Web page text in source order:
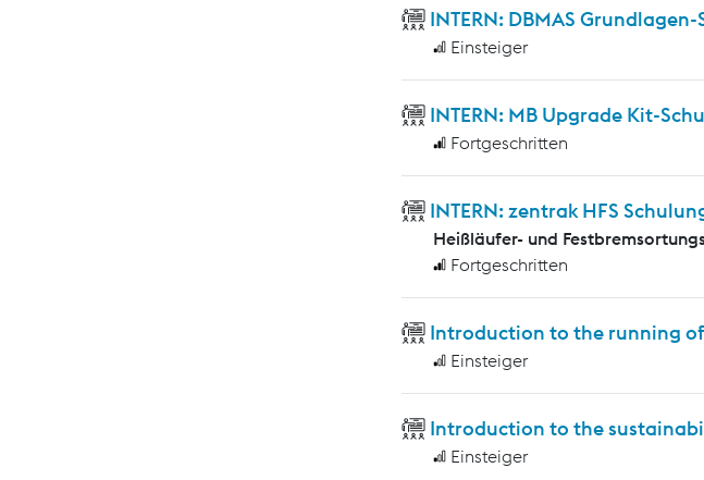
INTERN: DBMAS Grundlagen-
Einsteiger
INTERN: MB Upgrade Kit-
Fortgeschritten
INTERN: zentrak HFS
Heißläufer- und
Fortgeschritten
Introduction to the running
Einsteiger
Introduction to the
Einsteiger